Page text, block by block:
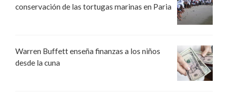
conservación de las tortugas marinas en Paria
Warren Buffett enseña finanzas a los niños
desde la cuna